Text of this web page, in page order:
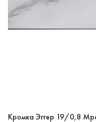
Кромка Эггер 19/0,8